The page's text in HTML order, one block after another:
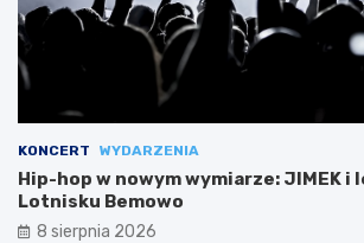
KONCERT WYDARZENIA
Hip-hop w nowym wymiarze: JIMEK i
Lotnisku Bemowo
8 sierpnia 2026